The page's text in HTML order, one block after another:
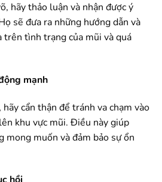
hãy thảo luận và nhận được ý
sẽ đưa ra những hướng dẫn và
trên tình trạng của mũi và quá
mạnh
cẩn thận để tránh va chạm vào
khu vực mũi. Điều này giúp
muốn và đảm bảo sự ổn